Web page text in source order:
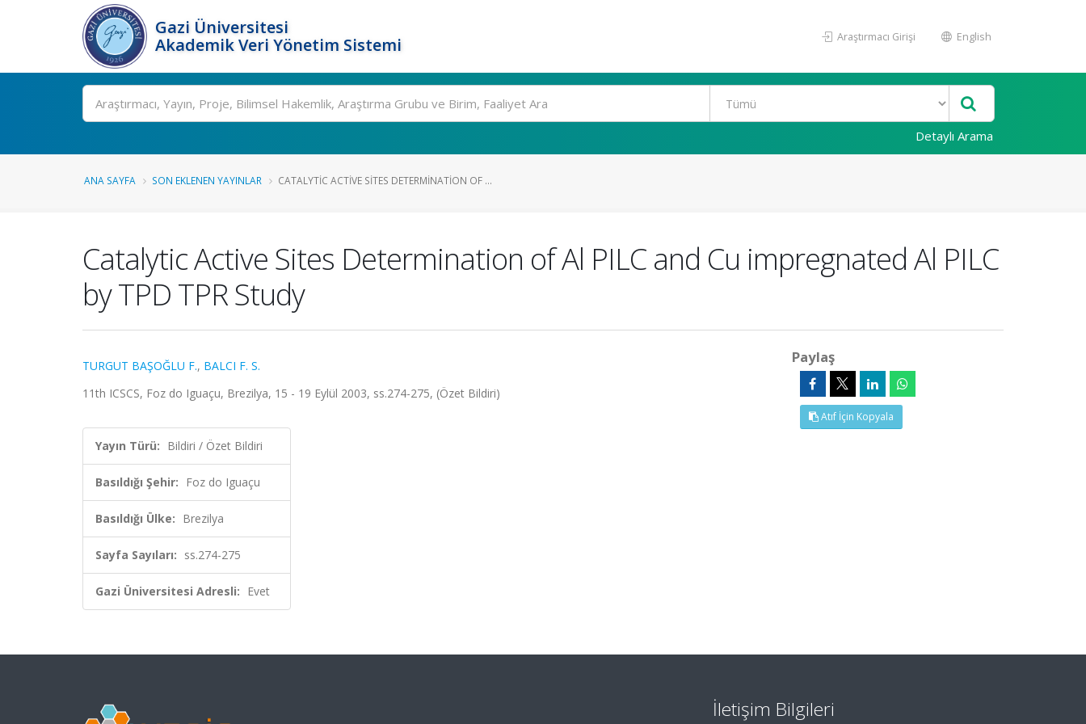
Gazi Üniversitesi
Akademik Veri Yönetim Sistemi
Araştırmacı Girişi English
Ara
Detaylı Arama
ANA SAYFA SON EKLENEN YAYINLAR CATALYTIC ACTIVE SITES DETERMINATION OF ...
Catalytic Active Sites Determination of Al PILC and Cu impregnated Al PILC
by TPD TPR Study
TURGUT BAŞOĞLU F., BALCI F. S.
11th ICSCS, Foz do Iguaçu, Brezilya, 15 - 19 Eylül 2003, ss.274-275, (Özet Bildiri)
Yayın Türü: Bildiri / Özet Bildiri
Basıldığı Şehir: Foz do Iguaçu
Basıldığı Ülke: Brezilya
Sayfa Sayıları: ss.274-275
Gazi Üniversitesi Adresli: Evet
Paylaş
Atıf İçin Kopyala
İletişim Bilgileri